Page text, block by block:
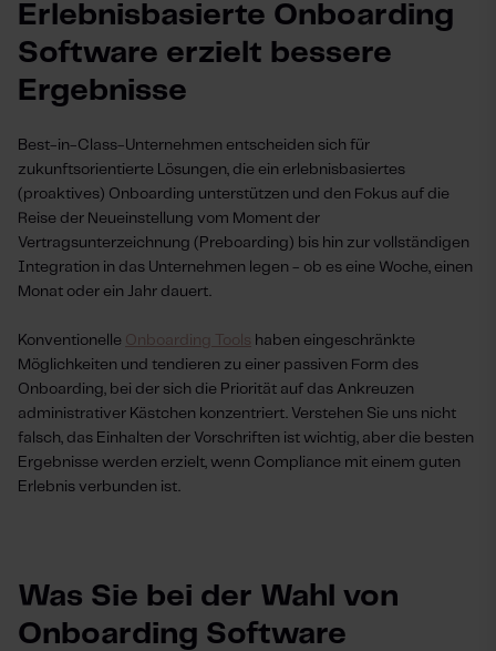
Erlebnisbasierte Onboarding
Software erzielt bessere
Ergebnisse
Best-in-Class-Unternehmen entscheiden sich für
zukunftsorientierte Lösungen, die ein erlebnisbasiertes
(proaktives) Onboarding unterstützen und den Fokus auf die
Reise der Neueinstellung vom Moment der
Vertragsunterzeichnung (Preboarding) bis hin zur vollständigen
Integration in das Unternehmen legen - ob es eine Woche, einen
Monat oder ein Jahr dauert.
Konventionelle Onboarding Tools haben eingeschränkte
Möglichkeiten und tendieren zu einer passiven Form des
Onboarding, bei der sich die Priorität auf das Ankreuzen
administrativer Kästchen konzentriert. Verstehen Sie uns nicht
falsch, das Einhalten der Vorschriften ist wichtig, aber die besten
Ergebnisse werden erzielt, wenn Compliance mit einem guten
Erlebnis verbunden ist.
Was Sie bei der Wahl von
Onboarding Software